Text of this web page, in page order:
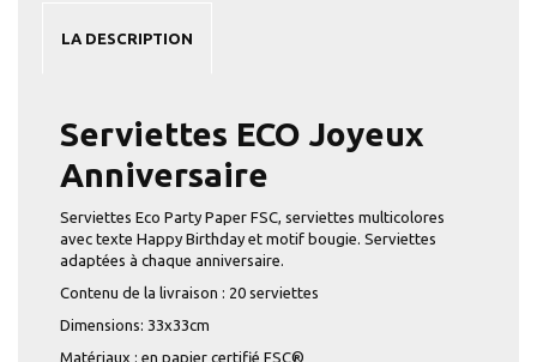
LA DESCRIPTION
Serviettes ECO Joyeux
Anniversaire
Serviettes Eco Party Paper FSC, serviettes multicolores
avec texte Happy Birthday et motif bougie. Serviettes
adaptées à chaque anniversaire.
Contenu de la livraison : 20 serviettes
Dimensions: 33x33cm
Matériaux : en papier certifié FSC®